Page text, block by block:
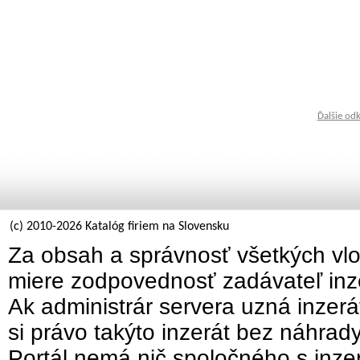
Ďalšie
(c) 2010-2026 Katalóg firiem na Slovensku
Za obsah a správnosť všetkých
miere zodpovednosť zadávateľ
Ak administrár servera uzná
si právo takýto inzerát bez